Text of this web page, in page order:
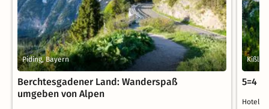
Piding, Bayern
Berchtesgadener Land: Wanderspaß
umgeben von Alpen
5=4
Hotel